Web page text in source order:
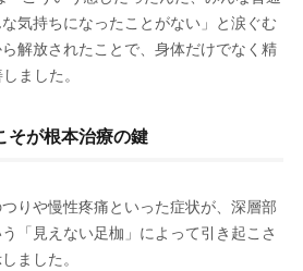
気持ちになったことがない」と涙ぐむ
解放されたことで、身体だけでなく精
ました。
そが根本治療の鍵
りや慢性疼痛といった症状が、深層部
「見えない足枷」によって引き起こさ
ました。